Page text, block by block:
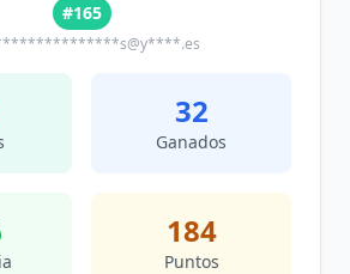
#165
32
Ganados
184
Puntos